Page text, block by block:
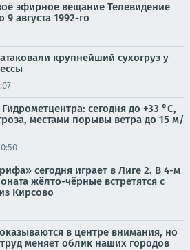
эфирное вещание Телевидение
августа 1992-го
крупнейший сухогруз у
сегодня до +33 °C,
местами порывы ветра до 15 м/
сегодня играет в Лиге 2. В 4-м
жёлто-чёрные встретятся с
Кирсово
в центре внимания, но
меняет облик наших городов